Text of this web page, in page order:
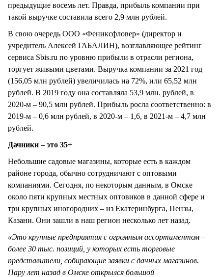
предыдущие восемь лет. Правда, прибыль компании при
такой выручке составила всего 2,9 млн рублей.
В свою очередь ООО «Фениксфловер» (директор и
учредитель Алексей ГАБАЛИН), возглавляющее рейтинг
сервиса Sbis.ru по уровню прибыли в отрасли региона,
торгует живыми цветами. Выручка компании за 2021 год
(156,05 млн рублей) увеличилась на 72%, или 65,52 млн
рублей. В 2019 году она составляла 53,9 млн. рублей, в
2020-м – 90,5 млн рублей. Прибыль росла соответственно: в
2019-м – 0,6 млн рублей, в 2020-м – 1,6, в 2021-м – 4,7 млн
рублей.
Дачники – это 35+
Небольшие садовые магазины, которые есть в каждом
районе города, обычно сотрудничают с оптовыми
компаниями. Сегодня, по некоторым данным, в Омске
около пяти крупных местных оптовиков в данной сфере и
три крупных иногородних – из Екатеринбурга, Пензы,
Казани. Они зашли в наш регион несколько лет назад.
«Это крупные предприятия с огромным ассортиментом –
более 30 тыс. позиций, у которых есть торговые
представители, собирающие заявки с дачных магазинов.
Пару лет назад в Омске открылся большой